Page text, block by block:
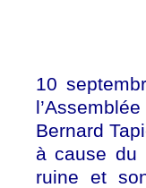
10
Bernard
à cause du
ruine et